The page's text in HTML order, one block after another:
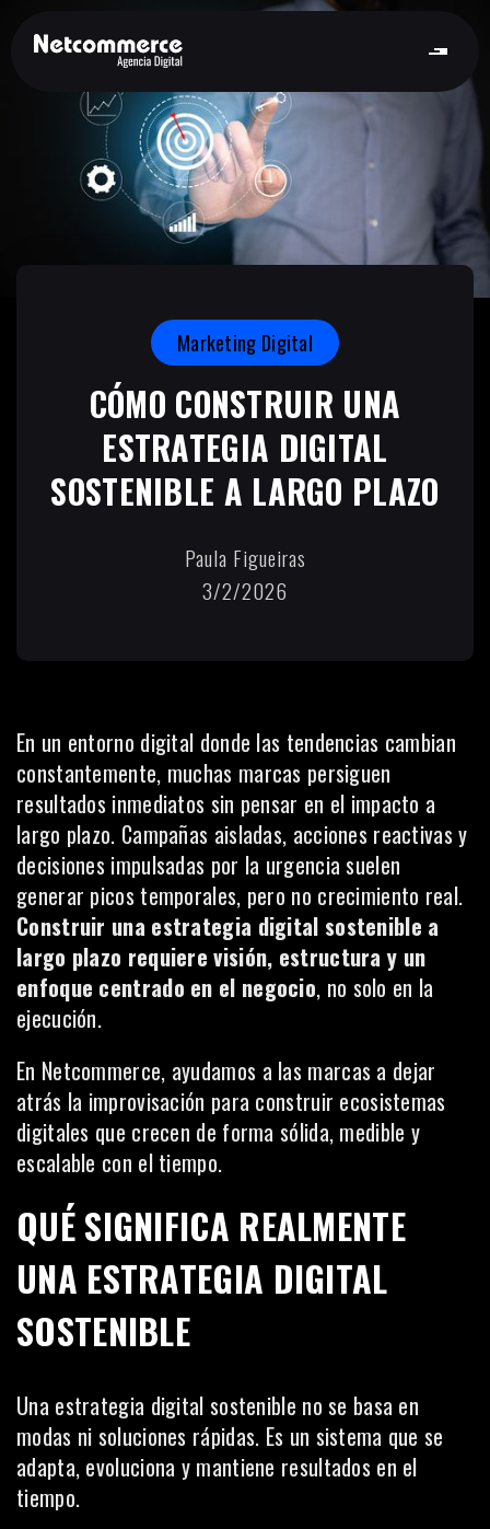
Marketing Digital
CÓMO CONSTRUIR UNA
ESTRATEGIA DIGITAL
SOSTENIBLE A LARGO PLAZO
Paula Figueiras
3/2/2026
En un entorno digital donde las tendencias cambian
constantemente, muchas marcas persiguen
resultados inmediatos sin pensar en el impacto a
largo plazo. Campañas aisladas, acciones reactivas y
decisiones impulsadas por la urgencia suelen
generar picos temporales, pero no crecimiento real.
Construir una estrategia digital sostenible a
largo plazo requiere visión, estructura y un
enfoque centrado en el negocio, no solo en la
ejecución.
En Netcommerce, ayudamos a las marcas a dejar
atrás la improvisación para construir ecosistemas
digitales que crecen de forma sólida, medible y
escalable con el tiempo.
QUÉ SIGNIFICA REALMENTE
UNA ESTRATEGIA DIGITAL
SOSTENIBLE
Una estrategia digital sostenible no se basa en
modas ni soluciones rápidas. Es un sistema que se
adapta, evoluciona y mantiene resultados en el
tiempo.